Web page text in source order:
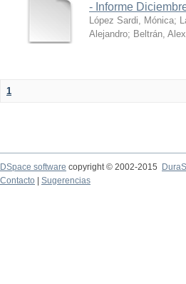
- Informe
López Sardi, Mónica;
Alejandro; Beltrán,
1
DSpace software copyright © 2002-2015
Contacto
Sugerencias